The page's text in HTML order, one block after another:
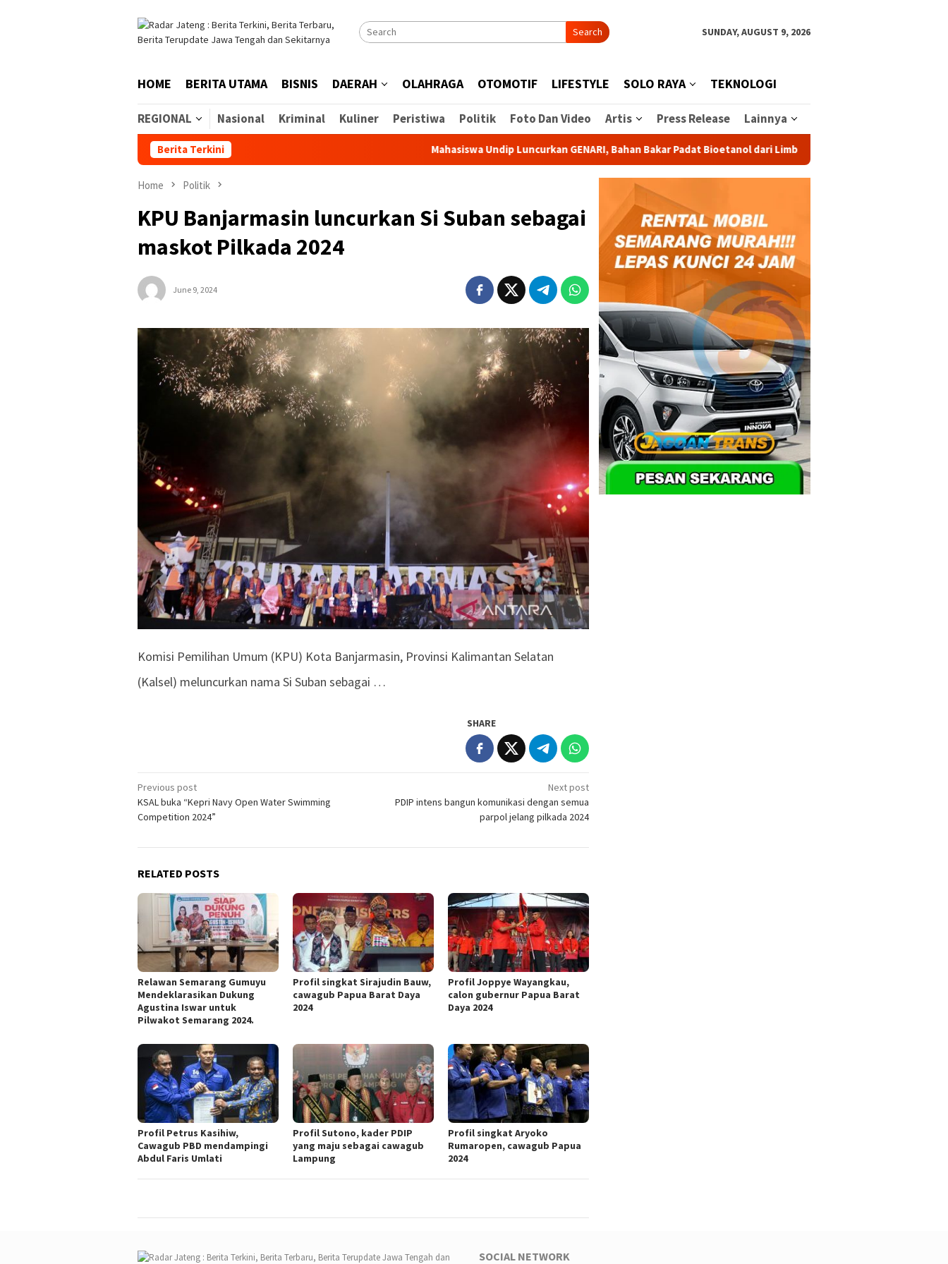
Search SUNDAY, AUGUST 9, 2026
HOME BERITA UTAMA BISNIS DAERAH OLAHRAGA OTOMOTIF LIFESTYLE SOLO RAYA TEKNOLOGI
REGIONAL Nasional Kriminal Kuliner Peristiwa Politik Foto Dan Video Artis Press Release Lainnya
Berita Terkini Mahasiswa Undip Luncurkan GENARI, Bahan Bakar Padat Bioetanol dari Limbah untuk Aktivitas Outdoor
Home Politik
KPU Banjarmasin luncurkan Si Suban sebagai
maskot Pilkada 2024
June 9, 2024
Komisi Pemilihan Umum (KPU) Kota Banjarmasin, Provinsi Kalimantan Selatan
(Kalsel) meluncurkan nama Si Suban sebagai …
SHARE
Post
navigation
Previous post
KSAL buka “Kepri Navy Open Water Swimming
Competition 2024”
Next post
PDIP intens bangun komunikasi dengan semua
parpol jelang pilkada 2024
RELATED POSTS
Relawan Semarang Gumuyu
Mendeklarasikan Dukung
Agustina Iswar untuk
Pilwakot Semarang 2024.
Profil singkat Sirajudin Bauw,
cawagub Papua Barat Daya
2024
Profil Joppye Wayangkau,
calon gubernur Papua Barat
Daya 2024
Profil Petrus Kasihiw,
Cawagub PBD mendampingi
Abdul Faris Umlati
Profil Sutono, kader PDIP
yang maju sebagai cawagub
Lampung
Profil singkat Aryoko
Rumaropen, cawagub Papua
2024
SOCIAL NETWORK